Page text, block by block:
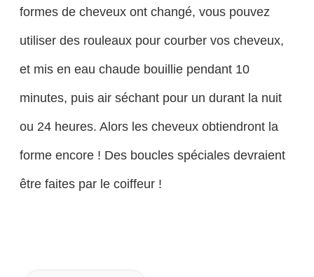
formes de cheveux ont changé, vous pouvez
utiliser des rouleaux pour courber vos cheveux,
et mis en eau chaude bouillie pendant 10
minutes, puis air séchant pour un durant la nuit
ou 24 heures. Alors les cheveux obtiendront la
forme encore ! Des boucles spéciales devraient
être faites par le coiffeur !